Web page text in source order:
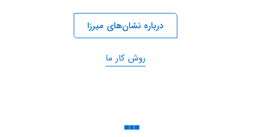
درباره نشان‌های میرزا
روش کار ما